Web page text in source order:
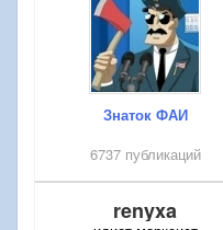
Знаток ФАИ
6737 публикаций
renyxa